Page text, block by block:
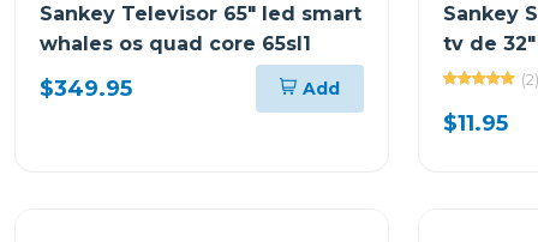
Sankey Televisor 65" led smart
whales os quad core 65sl1
$349.95 Add
Sankey
tv de
(2)
$11.95